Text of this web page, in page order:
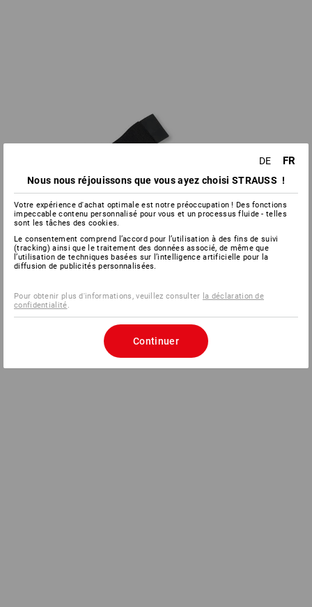
DE FR
Nous nous réjouissons que vous ayez choisi STRAUSS !
Votre expérience d'achat optimale est notre préoccupation ! Des fonctions
impeccable contenu personnalisé pour vous et un processus fluide - telles
sont les tâches des cookies.
Le consentement comprend l’accord pour l’utilisation à des fins de suivi
(tracking) ainsi que le traitement des données associé, de même que
l’utilisation de techniques basées sur l’intelligence artificielle pour la
diffusion de publicités personnalisées.
Pour obtenir plus d'informations, veuillez consulter la déclaration de
confidentialité.
Continuer